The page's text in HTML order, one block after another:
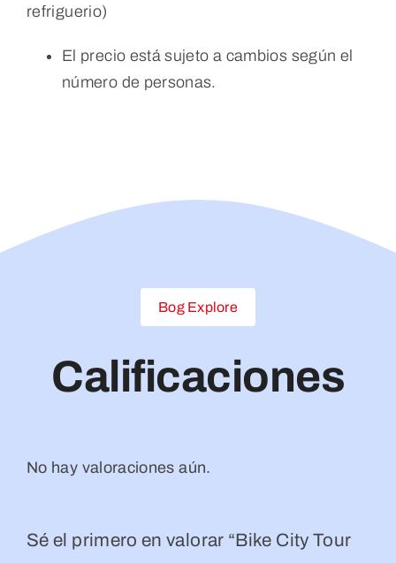
refriguerio)
El precio está sujeto a cambios según el
número de personas.
Bog Explore
Calificaciones
No hay valoraciones aún.
Sé el primero en valorar “Bike City Tour